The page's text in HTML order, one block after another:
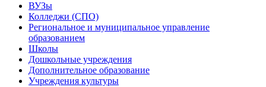
ВУЗы
Колледжи (СПО)
Региональное и муниципальное управление
образованием
Школы
Дошкольные учреждения
Дополнительное образование
Учреждения культуры